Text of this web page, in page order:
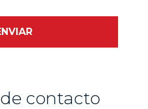
de contacto